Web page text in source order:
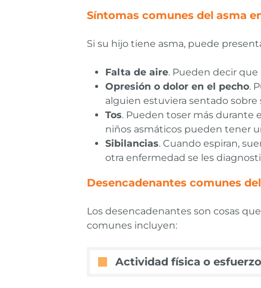
Síntomas comunes del asma
Si su hijo tiene asma, puede
Falta de aire. Pueden decir
Opresión o dolor en el pecho.
alguien estuviera sentado sobre
Tos. Pueden toser más durante
niños asmáticos pueden tener
Sibilancias. Cuando espiran,
otra enfermedad se les
Desencadenantes comunes
Los desencadenantes son cosas
comunes incluyen:
Actividad física o esfuerzo